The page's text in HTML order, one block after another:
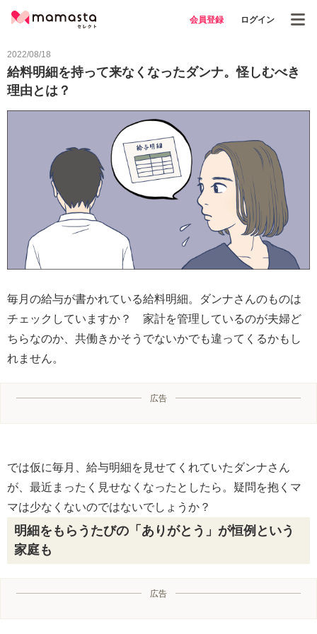
会員登録 ログイン
2022/08/18
給料明細を持って来なくなったダンナ。怪しむべき
理由とは？
毎月の給与が書かれている給料明細。ダンナさんのものは
チェックしていますか？ 家計を管理しているのが夫婦ど
ちらなのか、共働きかそうでないかでも違ってくるかもし
れません。
広告
では仮に毎月、給与明細を見せてくれていたダンナさん
が、最近まったく見せなくなったとしたら。疑問を抱くマ
マは少なくないのではないでしょうか？
明細をもらうたびの「ありがとう」が恒例という
家庭も
広告